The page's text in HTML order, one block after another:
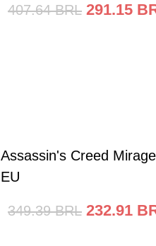
407.64 BRL 291.15
Assassin's Creed
EU
349.39 BRL 232.91